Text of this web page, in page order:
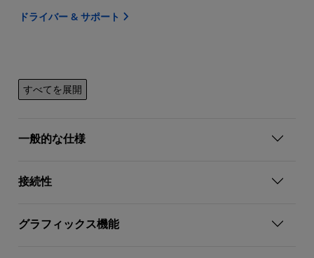
ドライバー & サポート
すべてを展開
一般的な仕様
接続性
グラフィックス機能